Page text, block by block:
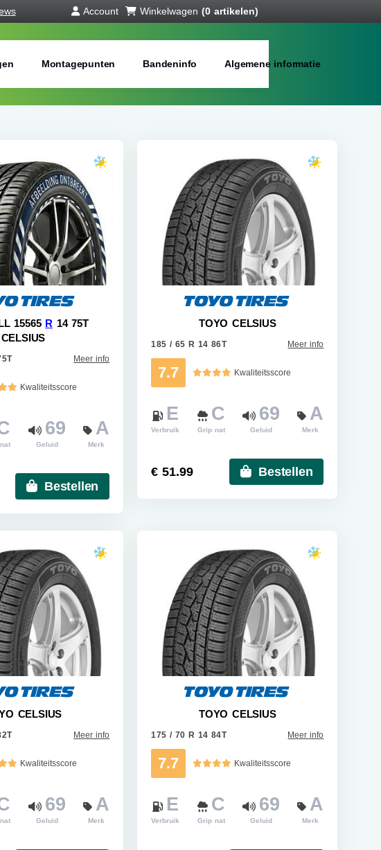
Account Winkelwagen (0 artikelen)
Montagepunten Bandeninfo Algemene informatie
15565 R 14 75T
CELSIUS
Meer info
Kwaliteitsscore
69
Geluid
A
Merk
Bestellen
TOYO CELSIUS
185 / 65 R 14 86T Meer info
7.7 Kwaliteitsscore
E
Verbruik
C
Grip nat
69
Geluid
A
Merk
€ 51.99 Bestellen
CELSIUS
Meer info
Kwaliteitsscore
69
Geluid
A
Merk
TOYO CELSIUS
175 / 70 R 14 84T Meer info
7.7 Kwaliteitsscore
E
Verbruik
C
Grip nat
69
Geluid
A
Merk